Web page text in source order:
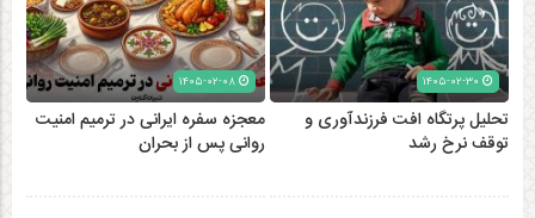
تحلیل پرتگاه افت فرزندآوری و
توقف نرخ رشد
معجزه سفره ایرانی در ترمیم امنیت
روانی پس از بحران